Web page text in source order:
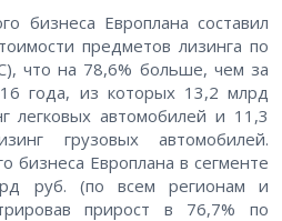
бизнеса Европлана составил
предметов лизинга по
что на 78,6% больше, чем за
года, из которых 13,2 млрд
легковых автомобилей и 11,3
грузовых автомобилей.
бизнеса Европлана в сегменте
руб. (по всем регионам и
прирост в 76,7% по